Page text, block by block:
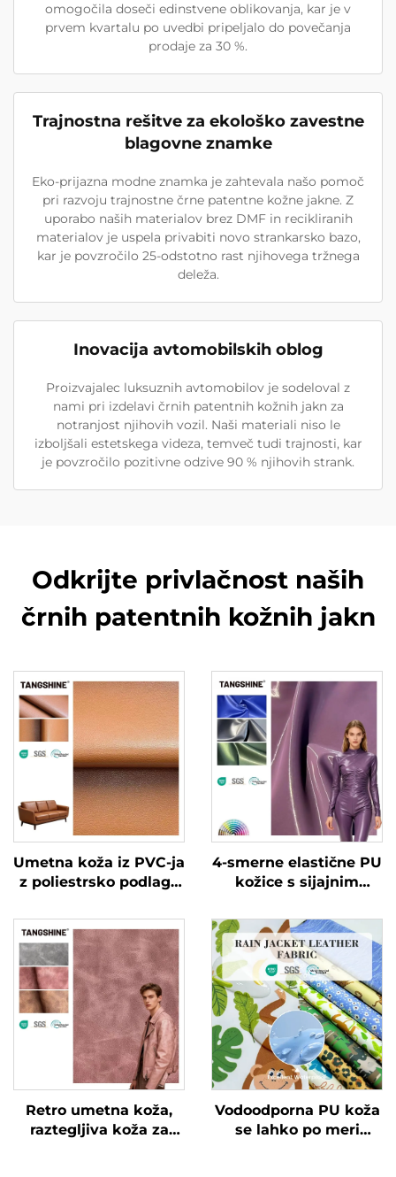
omogočila doseči edinstvene oblikovanja, kar je v
prvem kvartalu po uvedbi pripeljalo do povečanja
prodaje za 30 %.
Trajnostna rešitve za ekološko zavestne
blagovne znamke
Eko-prijazna modne znamka je zahtevala našo pomoč
pri razvoju trajnostne črne patentne kožne jakne. Z
uporabo naših materialov brez DMF in recikliranih
materialov je uspela privabiti novo strankarsko bazo,
kar je povzročilo 25-odstotno rast njihovega tržnega
deleža.
Inovacija avtomobilskih oblog
Proizvajalec luksuznih avtomobilov je sodeloval z
nami pri izdelavi črnih patentnih kožnih jakn za
notranjost njihovih vozil. Naši materiali niso le
izboljšali estetskega videza, temveč tudi trajnosti, kar
je povzročilo pozitivne odzive 90 % njihovih strank.
Odkrijte privlačnost naših
črnih patentnih kožnih jakn
Umetna koža iz PVC-ja
z poliestrsko podlago
4-smerne elastične PU
kožice s sijajnim
Retro umetna koža,
raztegljiva koža za
Vodoodporna PU koža
se lahko po meri